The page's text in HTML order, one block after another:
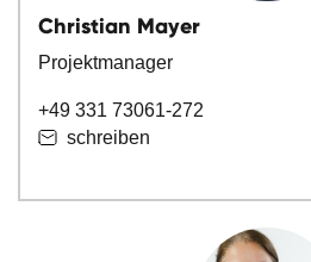
Christian Mayer
Projektmanager
+49 331 73061-272
schreiben